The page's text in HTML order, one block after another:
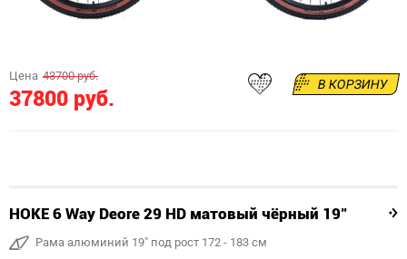
Цена 43700 руб.
37800 руб.
В КОРЗИНУ
HOKE 6 Way Deore 29 HD матовый чёрный 19"
Рама алюминий 19" под рост 172 - 183 см